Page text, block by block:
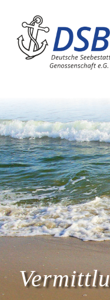
Hauptinhalt
Hauptnavigation